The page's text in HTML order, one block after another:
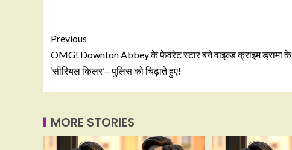
Previous
OMG! Downton Abbey के फेवरेट स्टार बने वाइल्ड क्राइम ड्रामा के
‘सीरियल किलर’—पुलिस को चिढ़ाते हुए!
MORE STORIES